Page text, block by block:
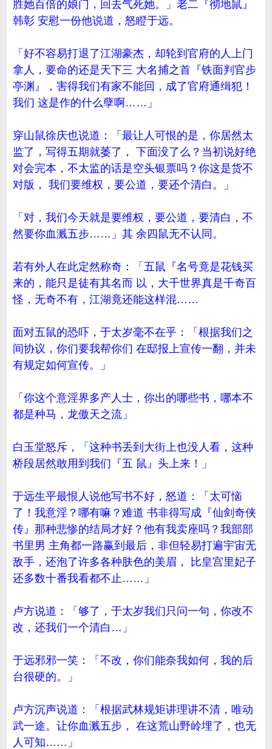
胜她百倍的娘门，回去气死她。」老二『彻地鼠』
韩彰 安慰一份他说道，怒瞪于远。
「好不容易打退了江湖豪杰，却轮到官府的人上门
拿人，要命的还是天下三 大名捕之首『铁面判官步
亭渊』，害得我们有家不能回，成了官府通缉犯！
我们 这是作的什么孽啊……」
穿山鼠徐庆也说道：「最让人可恨的是，你居然太
监了，写得五期就萎了， 下面没了么？当初说好绝
对会完本，不太监的话是空头银票吗？你这是货不
对版， 我们要维权，要公道，要还个清白。」
「对，我们今天就是要维权，要公道，要清白，不
然要你血溅五步……」其 余四鼠无不认同。
若有外人在此定然称奇：「五鼠『名号竟是花钱买
来的，能只是徒有其名而 以，大千世界真是千奇百
怪，无奇不有，江湖竟还能这样混……
面对五鼠的恐吓，于太岁毫不在乎：「根据我们之
间协议，你们要我帮你们 在邸报上宣传一翻，并未
有规定如何宣传。」
「你这个意淫界多产人士，你出的哪些书，哪本不
都是种马，龙傲天之流」
白玉堂怒斥，「这种书丢到大街上也没人看，这种
桥段居然敢用到我们『五 鼠』头上来！」
于远生平最恨人说他写书不好，怒道：「太可恼
了！我意淫？哪有嘛？难道 书非得写成『仙剑奇侠
传』那种悲惨的结局才好？他有我卖座吗？我部部
书里男 主角都一路赢到最后，非但轻易打遍宇宙无
敌手，还泡了许多各种肤色的美眉， 比皇宫里妃子
还多数十番我看都不止……」
卢方说道：「够了，于太岁我们只问一句，你改不
改，还我们一个清白…」
于远邪邪一笑：「不改，你们能奈我如何，我的后
台很硬的。」
卢方沉声说道：「根据武林规矩讲理讲不清，唯动
武一途。让你血溅五步， 在这荒山野岭埋了，也无
人可知……」